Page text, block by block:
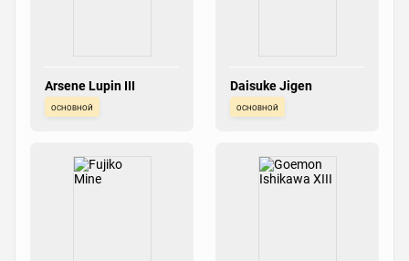
Arsene Lupin III
основной
Daisuke Jigen
основной